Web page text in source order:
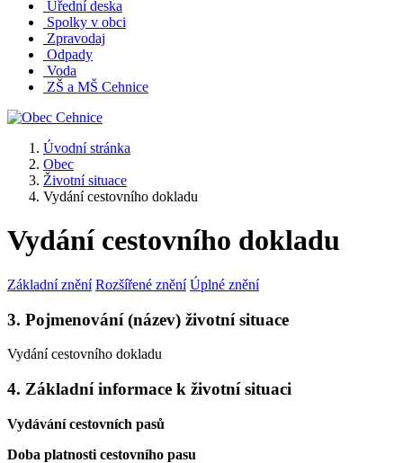
Úřední deska
Spolky v obci
Zpravodaj
Odpady
Voda
ZŠ a MŠ Cehnice
Úvodní stránka
Obec
Životní situace
Vydání cestovního dokladu
Vydání cestovního dokladu
Základní znění Rozšířené znění Úplné znění
3. Pojmenování (název) životní situace
Vydání cestovního dokladu
4. Základní informace k životní situaci
Vydávání cestovních pasů
Doba platnosti cestovního pasu